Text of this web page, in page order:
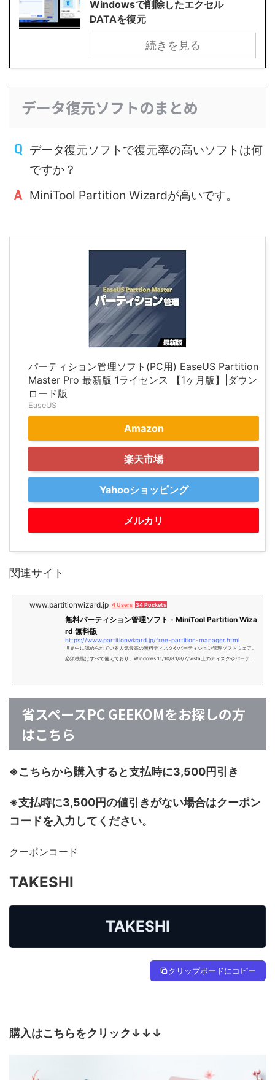
Windowsで削除したエクセル
DATAを復元
続きを見る
データ復元ソフトのまとめ
データ復元ソフトで復元率の高いソフトは何
ですか？
MiniTool Partition Wizardが高いです。
パーティション管理ソフト(PC用) EaseUS Partition
Master Pro 最新版 1ライセンス 【1ヶ月版】|ダウン
ロード版
EaseUS
Amazon
楽天市場
Yahooショッピング
メルカリ
関連サイト
www.partitionwizard.jp 4 Users 34 Pockets
無料パーティション管理ソフト - MiniTool Partition Wiza
rd 無料版
https://www.partitionwizard.jp/free-partition-manager.html
世界中に認められている人気最高の無料ディスクやパーティション管理ソフトウェア。
必須機能はすべて備えており、Windows 11/10/8.1/8/7/Vista上のディスクやパーティ
省スペースPC GEEKOMをお探しの方
はこちら
※こちらから購入すると支払時に3,500円引き
※支払時に3,500円の値引きがない場合はクーポン
コードを入力してください。
クーポンコード
TAKESHI
TAKESHI
クリップボードにコピー
購入はこちらをクリック↓↓↓